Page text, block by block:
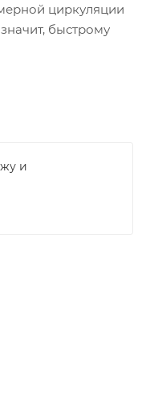
циркуляции
быстрому
и